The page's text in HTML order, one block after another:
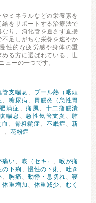
ミネラルなどの栄養素を
をサポートする治療法で
り、消化管を通さず直接
足しがちな栄養を速やか
性的な疲労感や身体の重
る方に選ばれている、世
ューの一つです。
管支喘息 、
プール熱（咽頭
、 糖尿病、
胃腸炎（急性胃
肥満症 、痛風、 十二指腸潰
咳喘息 、急性気管支炎 、 肺
血 、骨粗鬆症、不眠症、新
、花粉症
痛い、 咳（セキ） 、喉が痛
の下痢 、慢性の下痢 、吐き
、 胸痛 、 動悸・息切れ、寝
体重増加 、 体重減少、むく